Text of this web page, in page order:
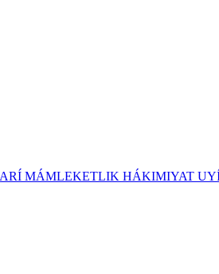
MÁMLEKETLIK HÁKIMIYAT